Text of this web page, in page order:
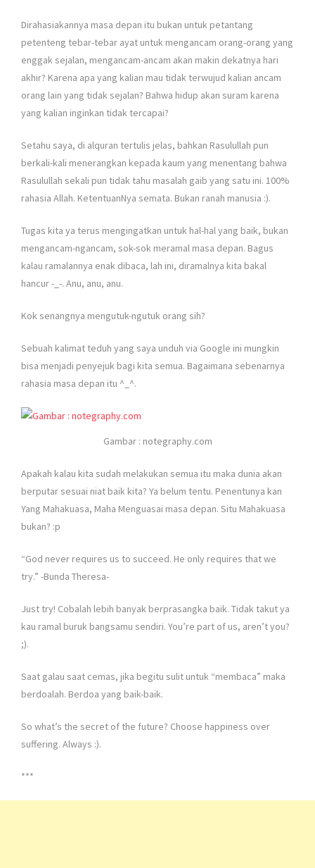
Dirahasiakannya masa depan itu bukan untuk petantang
petenteng tebar-tebar ayat untuk mengancam orang-orang yang
enggak sejalan, mengancam-ancam akan makin dekatnya hari
akhir? Karena apa yang kalian mau tidak terwujud kalian ancam
orang lain yang tidak sejalan? Bahwa hidup akan suram karena
yang kalian inginkan tidak tercapai?
Setahu saya, di alquran tertulis jelas, bahkan Rasulullah pun
berkali-kali menerangkan kepada kaum yang menentang bahwa
Rasulullah sekali pun tidak tahu masalah gaib yang satu ini. 100%
rahasia Allah. KetentuanNya semata. Bukan ranah manusia :).
Tugas kita ya terus mengingatkan untuk hal-hal yang baik, bukan
mengancam-ngancam, sok-sok meramal masa depan. Bagus
kalau ramalannya enak dibaca, lah ini, diramalnya kita bakal
hancur -_-. Anu, anu, anu.
Kok senangnya mengutuk-ngutuk orang sih?
Sebuah kalimat teduh yang saya unduh via Google ini mungkin
bisa menjadi penyejuk bagi kita semua. Bagaimana sebenarnya
rahasia masa depan itu ^_^.
Gambar : notegraphy.com
Apakah kalau kita sudah melakukan semua itu maka dunia akan
berputar sesuai niat baik kita? Ya belum tentu. Penentunya kan
Yang Mahakuasa, Maha Menguasai masa depan. Situ Mahakuasa
bukan? :p
“God never requires us to succeed. He only requires that we
try.” -Bunda Theresa-
Just try! Cobalah lebih banyak berprasangka baik. Tidak takut ya
kau ramal buruk bangsamu sendiri. You’re part of us, aren’t you?
;).
Saat galau saat cemas, jika begitu sulit untuk “membaca” maka
berdoalah. Berdoa yang baik-baik.
So what’s the secret of the future? Choose happiness over
suffering. Always :).
***